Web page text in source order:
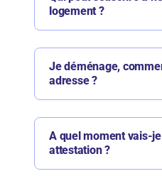
logement ?
Je déménage,
adresse ?
A quel moment vais-
attestation ?